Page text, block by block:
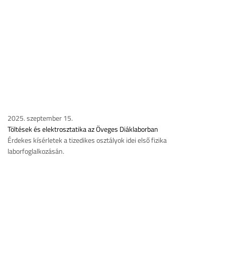
2025. szeptember 15.
Töltések és elektrosztatika az Öveges Diáklaborban
Érdekes kísérletek a tizedikes osztályok idei első fizika
laborfoglalkozásán.